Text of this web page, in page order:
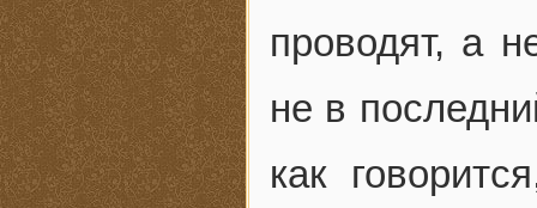
проводят, а
не в
как